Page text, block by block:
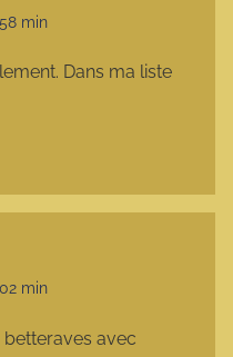
min
Dans ma liste
min
betteraves avec